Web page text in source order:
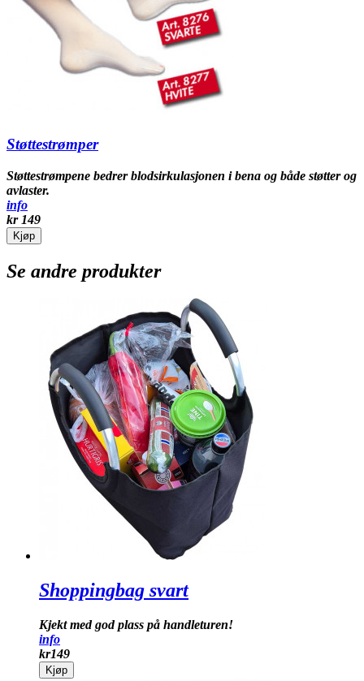
Støttestrømper
Støttestrømpene bedrer blodsirkulasjonen i bena og både støtter og
avlaster.
info
kr 149
Kjøp
Se andre produkter
Shoppingbag svart
Kjekt med god plass på handleturen!
info
kr149
Kjøp